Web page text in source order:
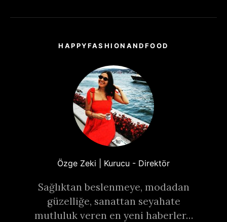
HAPPYFASHIONANDFOOD
Özge Zeki | Kurucu - Direktör
Sağlıktan beslenmeye, modadan
güzelliğe, sanattan seyahate
mutluluk veren en yeni haberler…